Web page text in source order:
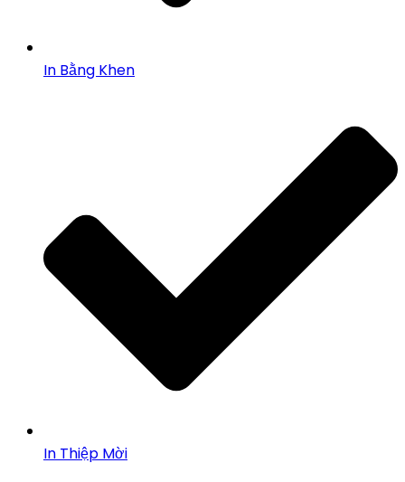
In Bằng Khen
In Thiệp Mời